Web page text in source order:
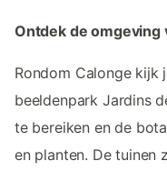
Ontdek de omgeving
Rondom Calonge kijk
beeldenpark Jardins
te bereiken en de
en planten. De tuinen